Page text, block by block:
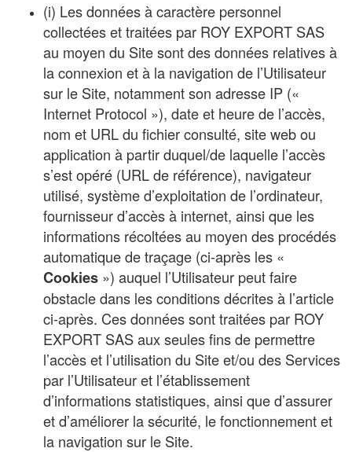
(i) Les données à caractère personnel
collectées et traitées par ROY EXPORT SAS
au moyen du Site sont des données relatives à
la connexion et à la navigation de l’Utilisateur
sur le Site, notamment son adresse IP («
Internet Protocol »), date et heure de l’accès,
nom et URL du fichier consulté, site web ou
application à partir duquel/de laquelle l’accès
s’est opéré (URL de référence), navigateur
utilisé, système d’exploitation de l’ordinateur,
fournisseur d’accès à internet, ainsi que les
informations récoltées au moyen des procédés
automatique de traçage (ci-après les «
Cookies ») auquel l’Utilisateur peut faire
obstacle dans les conditions décrites à l’article
ci-après. Ces données sont traitées par ROY
EXPORT SAS aux seules fins de permettre
l’accès et l’utilisation du Site et/ou des Services
par l’Utilisateur et l’établissement
d’informations statistiques, ainsi que d’assurer
et d’améliorer la sécurité, le fonctionnement et
la navigation sur le Site.